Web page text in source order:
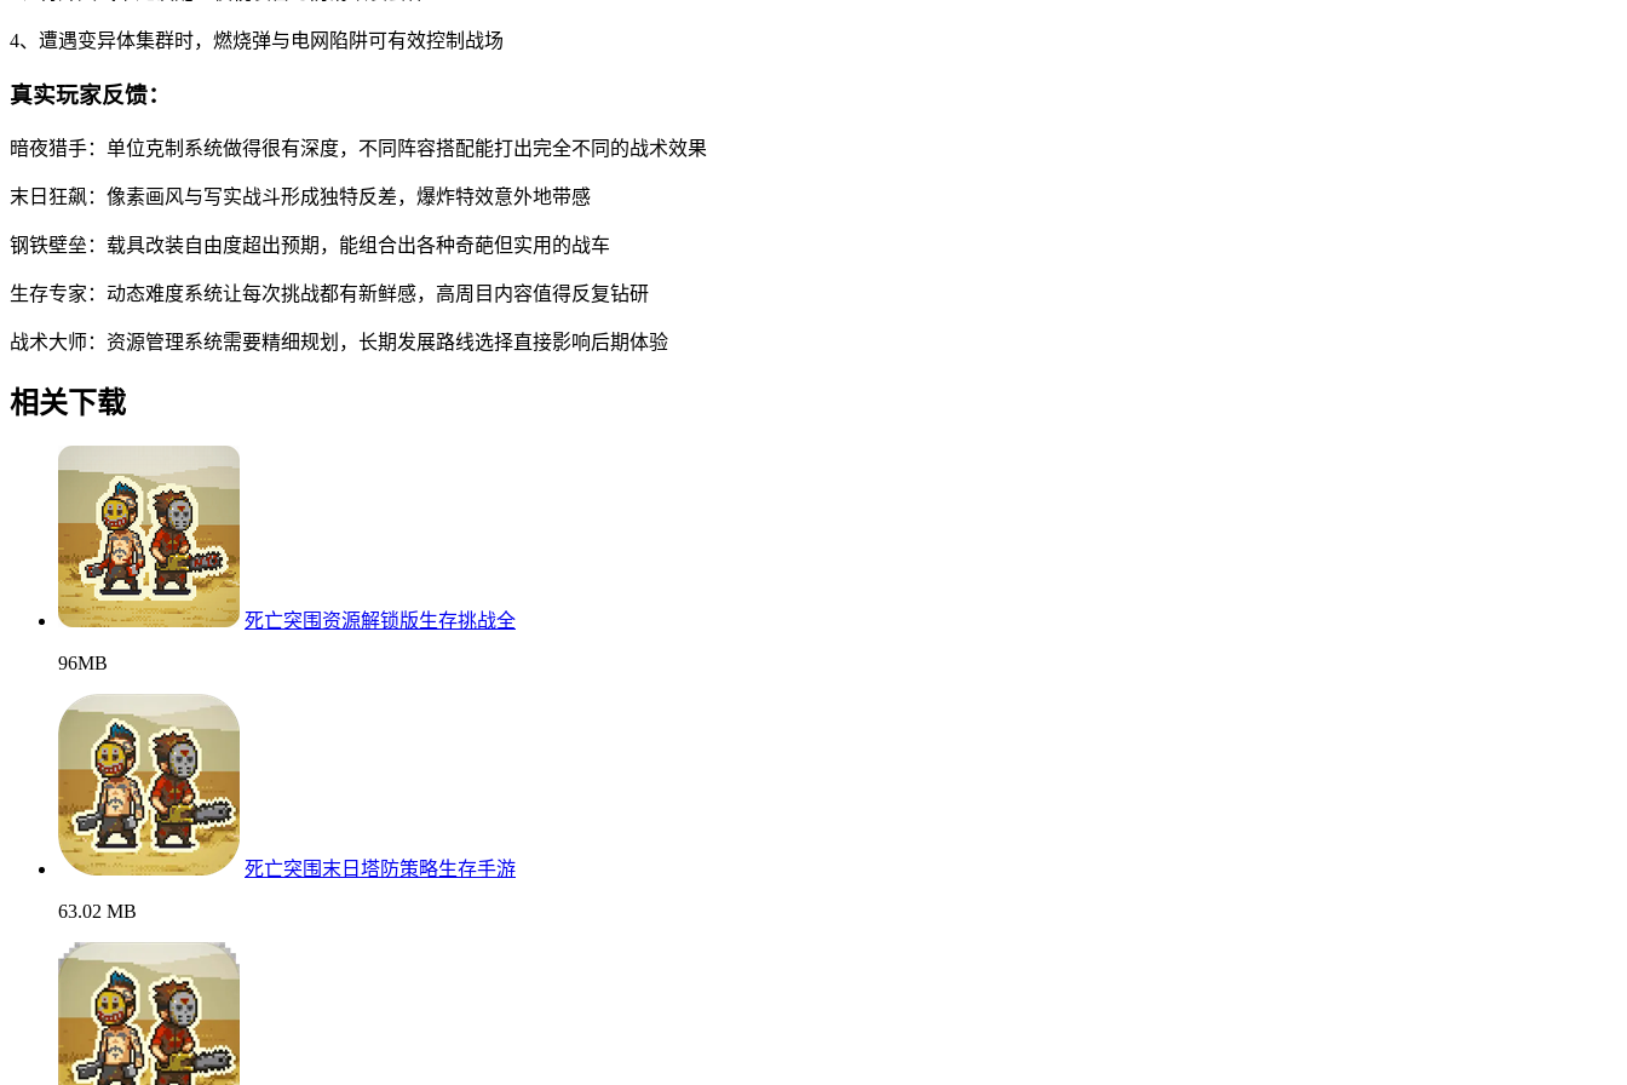
4、遭遇变异体集群时，燃烧弹与电网陷阱可有效控制战场
真实玩家反馈：
暗夜猎手：单位克制系统做得很有深度，不同阵容搭配能打出完全不同的战术效果
末日狂飙：像素画风与写实战斗形成独特反差，爆炸特效意外地带感
钢铁壁垒：载具改装自由度超出预期，能组合出各种奇葩但实用的战车
生存专家：动态难度系统让每次挑战都有新鲜感，高周目内容值得反复钻研
战术大师：资源管理系统需要精细规划，长期发展路线选择直接影响后期体验
相关下载
死亡突围资源解锁版生存挑战全
96MB
死亡突围末日塔防策略生存手游
63.02 MB